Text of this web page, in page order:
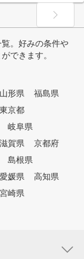
。好みの条件や
できます。
山形県
福島県
東京都
岐阜県
滋賀県
京都府
島根県
愛媛県
高知県
宮崎県